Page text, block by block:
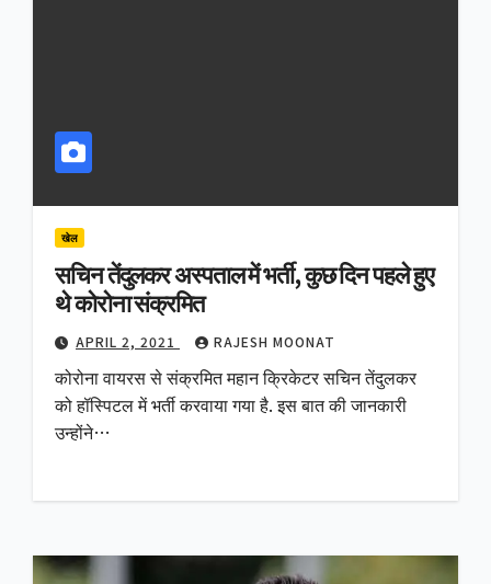
खेल
सचिन तेंदुलकर अस्पताल में भर्ती, कुछ दिन पहले हुए
थे कोरोना संक्रमित
APRIL 2, 2021 RAJESH MOONAT
कोरोना वायरस से संक्रमित महान क्रिकेटर सचिन तेंदुलकर
को हॉस्पिटल में भर्ती करवाया गया है. इस बात की जानकारी
उन्होंने…